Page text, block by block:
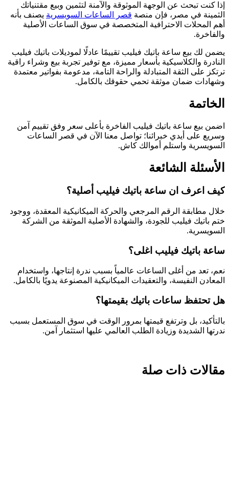
إذا كنت تبحث عن الوجهة الموثوقة والآمنة لتثمين وبيع مقتنياتك
الثمينة في مصر، فإن منصة قصر الساعات السويسرية يصنف بأنه
أهم المحلات الاحترافية المتخصصة في سوق الساعات الأصلية
والفاخرة.
يضمن لك بيع ساعة باتيك فيليب تقييمًا عادلًا لموديلات باتيك فيليب
النادرة والكلاسيكية بأسعار مميزة، مع توفير تجربة بيع وشراء راقية
ترتكز على الثقة المتبادلة والراحة التامة، مدعومة بفواتير معتمدة
وشهادات ضمان موثقة تحمي حقوقك بالكامل.
الخاتمة
اضمن بيع ساعة باتيك فيليب الفاخرة بأعلى سعر وفق تقييم آمن
وسريع على أيدي خبرائنا؛ تواصل معنا الآن في قصر الساعات
السويسرية واستلم أموالك كاش.
الأسئلة الشائعة
كيف اعرف ان ساعة باتيك فيليب أصلية؟
خلال مطابقة الرقم المرجعي والحركة الميكانيكية المعقدة، ووجود
ختم باتيك فيليب للجودة، والشهادة الأصلية الموثقة من الشركة
السويسرية.
ساعة باتيك فيليب اغلى؟
نعم، تعد من أغلى الساعات عالمياً بسبب ندرة إنتاجها، واستخدام
المعادن النفيسة، والتعقيدات الميكانيكية المصنوعة يدويًا بالكامل.
هل تحتفظ ساعات باتيك بقيمتها؟
بالتأكيد، بل وترتفع قيمتها بمرور الوقت في سوق المستعمل بسبب
ندرتها الشديدة وزيادة الطلب العالمي عليها استثمار آمن.
مقالات ذات صلة